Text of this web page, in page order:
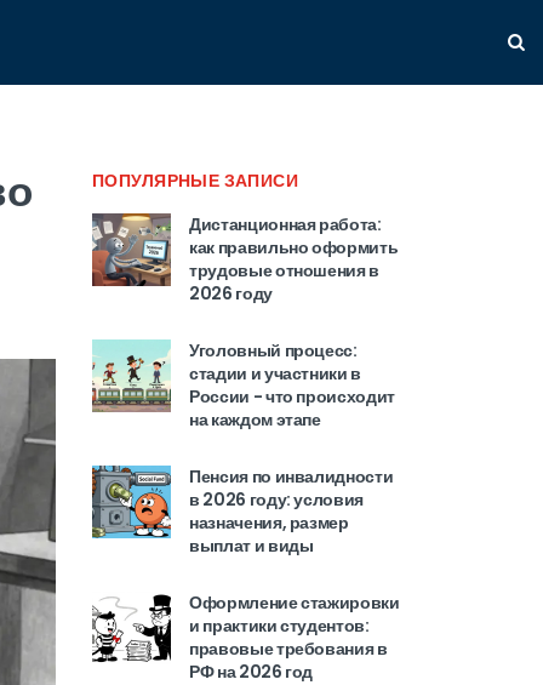
ПОПУЛЯРНЫЕ ЗАПИСИ
Дистанционная работа:
как правильно оформить
трудовые отношения в
2026 году
Уголовный процесс:
стадии и участники в
России - что происходит
на каждом этапе
Пенсия по инвалидности
в 2026 году: условия
назначения, размер
выплат и виды
Оформление стажировки
и практики студентов:
правовые требования в
РФ на 2026 год